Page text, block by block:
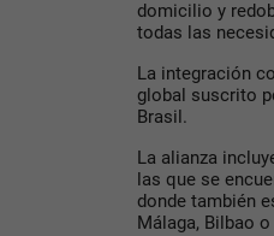
domicilio y
todas las
La integración
global suscrito
Brasil.
La alianza
las que se
donde también
Málaga, Bilbao o